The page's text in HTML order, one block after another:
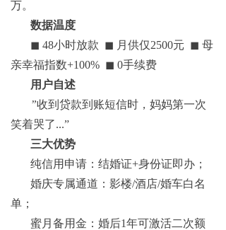
万。
数据温度
◼ 48小时放款 ◼ 月供仅2500元 ◼ 母
亲幸福指数+100% ◼ 0手续费
用户自述
”收到贷款到账短信时，妈妈第一次
笑着哭了...”
三大优势
纯信用申请：结婚证+身份证即办；
婚庆专属通道：影楼/酒店/婚车白名
单；
蜜月备用金：婚后1年可激活二次额